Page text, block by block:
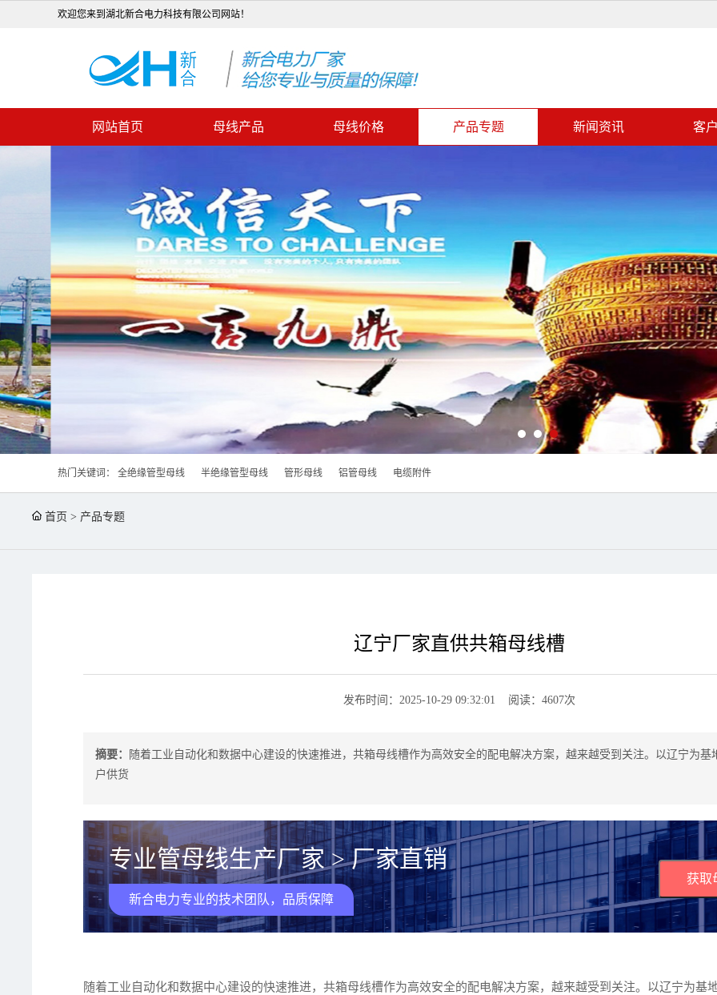
欢迎您来到湖北新合电力科技有限公司网站！
网站首页 母线产品 母线价格 产品专题 新闻资讯 客
热门关键词： 全绝缘管型母线 半绝缘管型母线 管形母线 铝管母线 电缆附件
首页 > 产品专题
辽宁厂家直供共箱母线槽
发布时间：2025-10-29 09:32:01 阅读：4607次
摘要：
随着工业自动化和数据中心建设的快速推进，共箱母线槽作为高效安全的配电解决方案，越来越受到关注。以辽宁为基
户供货
专业管母线生产厂家 > 厂家直销
新合电力专业的技术团队，品质保障
获取
随着工业自动化和数据中心建设的快速推进，共箱母线槽作为高效安全的配电解决方案，越来越受到关注。以辽宁为基